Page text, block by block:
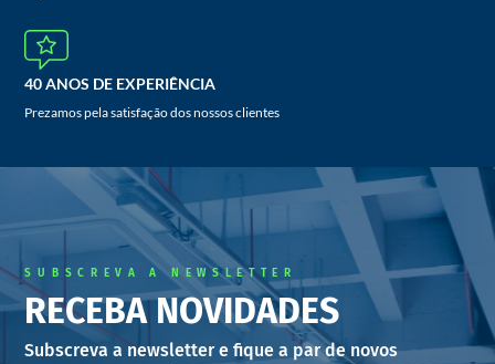
40 ANOS DE EXPERIÊNCIA
Prezamos pela satisfação dos nossos clientes
SUBSCREVA A NEWSLETTER
RECEBA NOVIDADES
Subscreva a newsletter e fique a par de novos